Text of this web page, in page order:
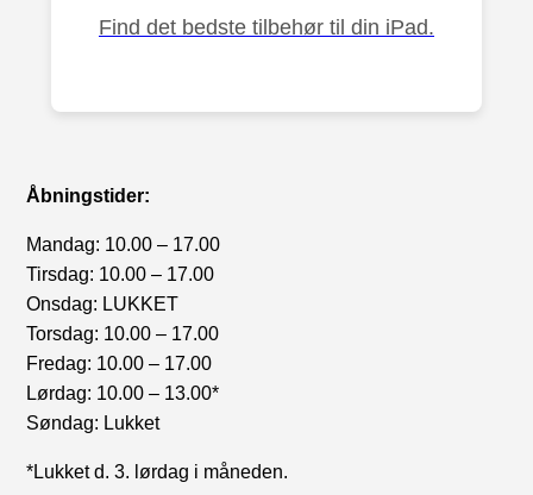
Find det bedste tilbehør til din iPad.
Åbningstider:
Mandag: 10.00 – 17.00
Tirsdag: 10.00 – 17.00
Onsdag: LUKKET
Torsdag: 10.00 – 17.00
Fredag: 10.00 – 17.00
Lørdag: 10.00 – 13.00*
Søndag: Lukket
*Lukket d. 3. lørdag i måneden.